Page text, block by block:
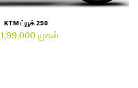
KTM ட்யூக் 250
1,99,000 முதல்